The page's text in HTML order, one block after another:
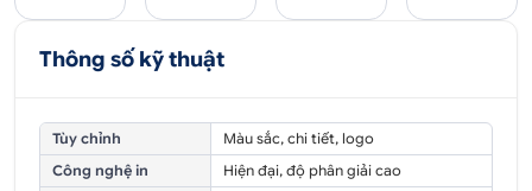
Thông số kỹ thuật
Tùy chỉnh
Màu sắc, chi tiết, logo
Công nghệ in
Hiện đại, độ phân giải cao